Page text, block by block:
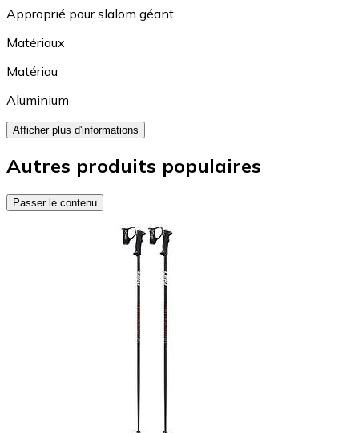
Approprié pour slalom géant
Matériaux
Matériau
Aluminium
Afficher plus d'informations
Autres produits populaires
Passer le contenu